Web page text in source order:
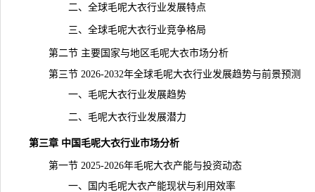
二、全球毛呢大衣行业发展特点
三、全球毛呢大衣行业竞争格局
第二节 主要国家与地区毛呢大衣市场分析
第三节 2026-2032年全球毛呢大衣行业发展趋势与前景预测
一、毛呢大衣行业发展趋势
二、毛呢大衣行业发展潜力
第三章 中国毛呢大衣行业市场分析
第一节 2025-2026年毛呢大衣产能与投资动态
一、国内毛呢大衣产能现状与利用效率